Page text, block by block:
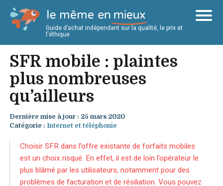
Guide d’achat indépendant sur la qualité, le prix et
l'éthique
SFR mobile : plaintes
plus nombreuses
qu’ailleurs
Dernière mise à jour : 25 mars 2020
Catégorie : Internet et téléphonie
Choisir SFR dans l’offre existante de forfaits mobiles
est un choix risqué. En effet, il est de loin l’opérateur le
plus blâmé par les utilisateurs, notamment pour des
problèmes de facturation et de résiliation. Vous pouvez